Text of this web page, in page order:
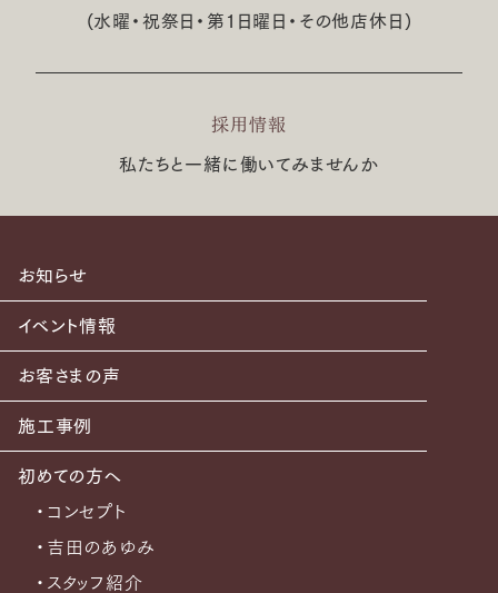
(水曜・祝祭日・第1日曜日・その他店休日)
採用情報
私たちと一緒に働いてみませんか
お知らせ
イベント情報
お客さまの声
施工事例
初めての方へ
・コンセプト
・吉田のあゆみ
・スタッフ紹介